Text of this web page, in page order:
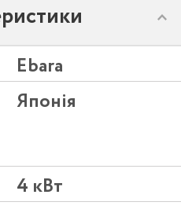
Ebara
Японія
4 кВт